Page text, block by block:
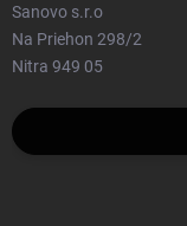
Sanovo s.r.o
Na Priehon 298/2
Nitra 949 05